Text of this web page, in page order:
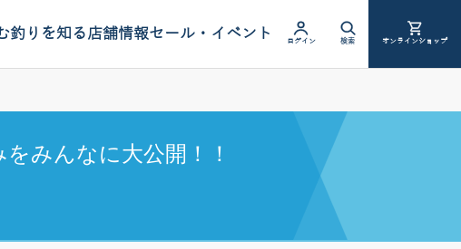
釣りを知る店舗情報セール・イベント ログイン 検索 オンラインショップ
みんなに大公開！！